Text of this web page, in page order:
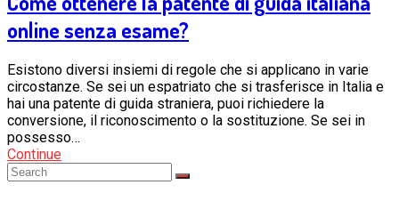
online senza esame?
Esistono diversi insiemi di regole che si applicano in varie
circostanze. Se sei un espatriato che si trasferisce in Italia e
hai una patente di guida straniera, puoi richiedere la
conversione, il riconoscimento o la sostituzione. Se sei in
possesso…
Continue